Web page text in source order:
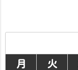
月 火